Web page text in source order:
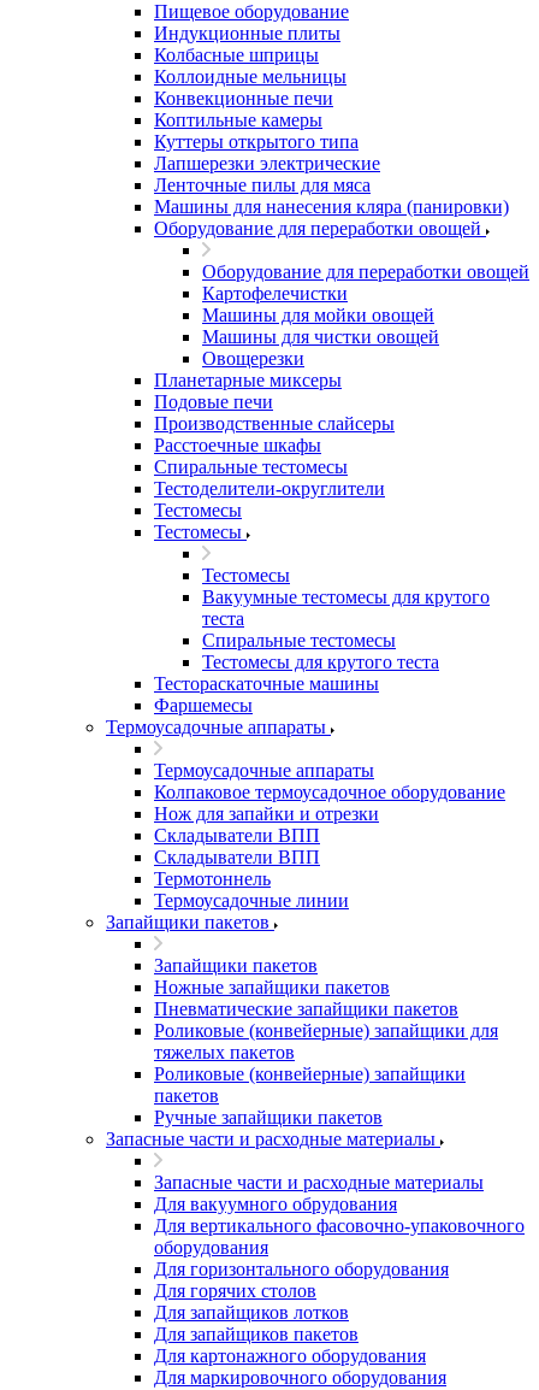
Пищевое оборудование
Индукционные плиты
Колбасные шприцы
Коллоидные мельницы
Конвекционные печи
Коптильные камеры
Куттеры открытого типа
Лапшерезки электрические
Ленточные пилы для мяса
Машины для нанесения кляра (панировки)
Оборудование для переработки овощей
Оборудование для переработки овощей
Картофелечистки
Машины для мойки овощей
Машины для чистки овощей
Овощерезки
Планетарные миксеры
Подовые печи
Производственные слайсеры
Расстоечные шкафы
Спиральные тестомесы
Тестоделители-округлители
Тестомесы
Тестомесы
Тестомесы
Вакуумные тестомесы для крутого
теста
Спиральные тестомесы
Тестомесы для крутого теста
Тестораскаточные машины
Фаршемесы
Термоусадочные аппараты
Термоусадочные аппараты
Колпаковое термоусадочное оборудование
Нож для запайки и отрезки
Складыватели ВПП
Складыватели ВПП
Термотоннель
Термоусадочные линии
Запайщики пакетов
Запайщики пакетов
Ножные запайщики пакетов
Пневматические запайщики пакетов
Роликовые (конвейерные) запайщики для
тяжелых пакетов
Роликовые (конвейерные) запайщики
пакетов
Ручные запайщики пакетов
Запасные части и расходные материалы
Запасные части и расходные материалы
Для вакуумного обрудования
Для вертикального фасовочно-упаковочного
оборудования
Для горизонтального оборудования
Для горячих столов
Для запайщиков лотков
Для запайщиков пакетов
Для картонажного оборудования
Для маркировочного оборудования